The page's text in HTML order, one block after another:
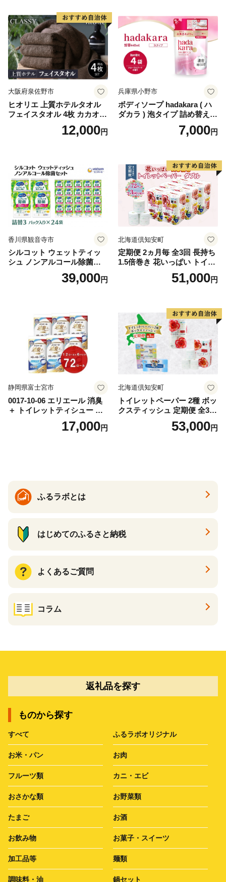
蓄 防災 エコ 消耗品 生活雑貨
生活用品 無香料 トイレット
ペーパー ダブル といれっと
ぺーぱー トイレ クレシア ト
イレットペーパー [BDBH002
-1]
大阪府泉佐野市
ヒオリエ 上質ホテルタオル
フェイスタオル 4枚 カカオ
【タオル 泉州タオル 吸水 普
段使い 無地 シンプル 日用品
12,000円
兵庫県小野市
ボディソープ hadakara ( ハ
ダカラ ) 泡タイプ 詰め替え 4
40ml×4袋 ボディーソープ 泡
ボディソープ 泡 日用品 消耗
泡石鹸 石鹸 兵庫 兵庫県 小野
7,000円
香川県観音寺市
シルコット ウェットティッ
シュ ノンアルコール除菌詰
替（43枚×3P）×24袋 日用品
おもちゃ 拭き取り 手拭き 外
39,000円
北海道倶知安町
定期便 2ヵ月毎 全3回 長持ち
1.5倍巻き 花いっぱい トイレ
ットペーパー ダブル 45ｍ 計
72ロール 全18種 花柄 プリン
ー 消耗品 備蓄 送料無料 北海
道 倶知安町 日用品
51,000円
静岡県富士宮市
0017-10-06 エリエール 消臭
＋ トイレットティシュー し
っかり香るフレッシュクリア
の香り ダブル 12ロール×6パ
17,000円
北海道倶知安町
トイレットペーパー 2種 ボッ
クスティッシュ 定期便 全3
回 日本製 まとめ買い 防災
常備品 日用雑貨 消耗品 生活
53,000円
ふるラボとは
はじめてのふるさと納税
よくあるご質問
コラム
返礼品を探す
ものから探す
すべて ふるラボオリジナル
お米・パン お肉
フルーツ類 カニ・エビ
おさかな類 お野菜類
たまご お酒
お飲み物 お菓子・スイーツ
加工品等 麺類
調味料・油 鍋セット